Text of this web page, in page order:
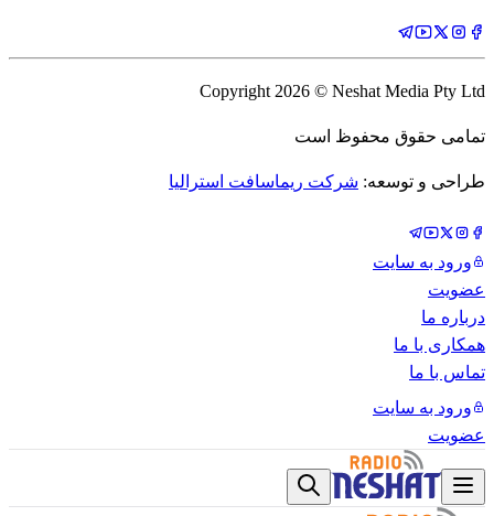
Copyright 2026 © Neshat Media Pty Ltd
تمامی حقوق محفوظ است
طراحی و توسعه: شرکت ریماسافت استرالیا
ورود به سایت
عضویت
درباره ما
همکاری با ما
تماس با ما
ورود به سایت
عضویت